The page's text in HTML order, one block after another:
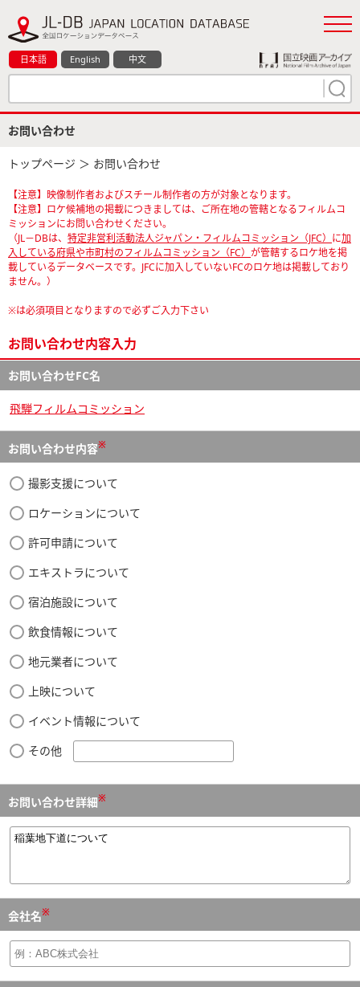
日本語 English 中文
お問い合わせ
トップページ ＞ お問い合わせ
【注意】映像制作者およびスチール制作者の方が対象となります。
【注意】ロケ候補地の掲載につきましては、ご所在地の管轄となるフィルムコ
ミッションにお問い合わせください。
（JL－DBは、 特定非営利活動法人ジャパン・フィルムコミッション（JFC） に加
入している府県や市町村のフィルムコミッション（FC） が管轄するロケ地を掲
載しているデータベースです。JFCに加入していないFCのロケ地は掲載しており
ません。）
※は必須項目となりますので必ずご入力下さい
お問い合わせ内容入力
お問い合わせFC名
飛騨フィルムコミッション
お問い合わせ内容※
撮影支援について
ロケーションについて
許可申請について
エキストラについて
宿泊施設について
飲食情報について
地元業者について
上映について
イベント情報について
その他
お問い合わせ詳細※
会社名※